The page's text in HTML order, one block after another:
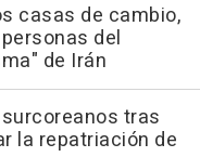
casas de cambio,
del
de Irán
tras
la repatriación de